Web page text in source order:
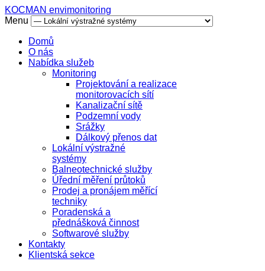
KOCMAN envimonitoring
Menu
Domů
O nás
Nabídka služeb
Monitoring
Projektování a realizace
monitorovacích sítí
Kanalizační sítě
Podzemní vody
Srážky
Dálkový přenos dat
Lokální výstražné
systémy
Balneotechnické služby
Úřední měření průtoků
Prodej a pronájem měřící
techniky
Poradenská a
přednášková činnost
Softwarové služby
Kontakty
Klientská sekce